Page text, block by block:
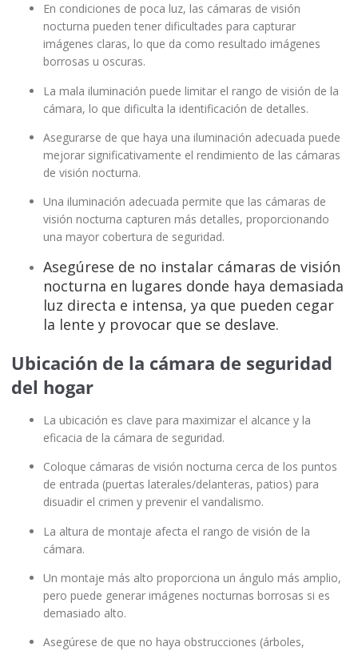
En condiciones de poca luz, las cámaras de visión
nocturna pueden tener dificultades para capturar
imágenes claras, lo que da como resultado imágenes
borrosas u oscuras.
La mala iluminación puede limitar el rango de visión de la
cámara, lo que dificulta la identificación de detalles.
Asegurarse de que haya una iluminación adecuada puede
mejorar significativamente el rendimiento de las cámaras
de visión nocturna.
Una iluminación adecuada permite que las cámaras de
visión nocturna capturen más detalles, proporcionando
una mayor cobertura de seguridad.
Asegúrese de no instalar cámaras de visión
nocturna en lugares donde haya demasiada
luz directa e intensa, ya que pueden cegar
la lente y provocar que se deslave.
Ubicación de la cámara de seguridad
del hogar
La ubicación es clave para maximizar el alcance y la
eficacia de la cámara de seguridad.
Coloque cámaras de visión nocturna cerca de los puntos
de entrada (puertas laterales/delanteras, patios) para
disuadir el crimen y prevenir el vandalismo.
La altura de montaje afecta el rango de visión de la
cámara.
Un montaje más alto proporciona un ángulo más amplio,
pero puede generar imágenes nocturnas borrosas si es
demasiado alto.
Asegúrese de que no haya obstrucciones (árboles,